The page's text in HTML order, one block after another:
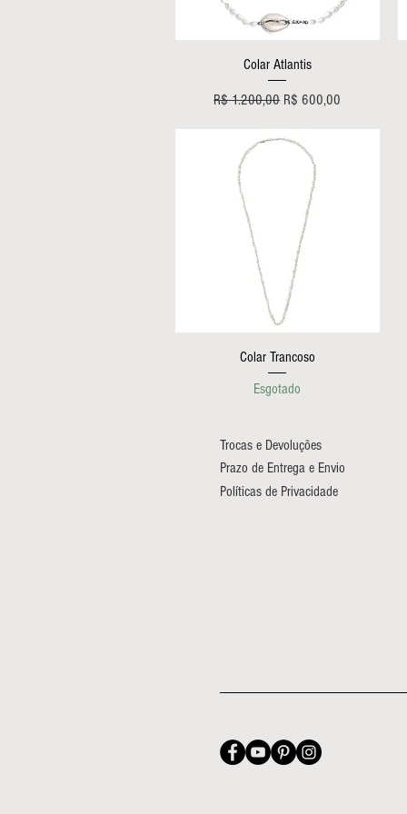
Visualização rápida
Colar Atlantis
Preço normal
R$ 1.200,00 Preço promocional
R$ 600,00
Visualização rápida
Colar Trancoso
Esgotado
Trocas e Devoluções
Prazo de Entrega e Envio
Políticas de Privacidade